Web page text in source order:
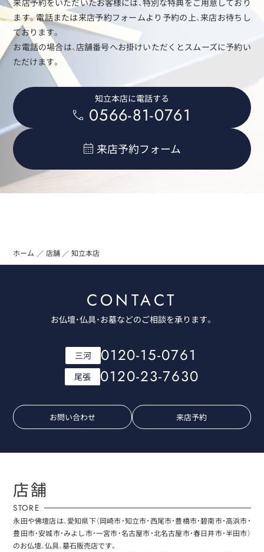
来店予約をいただいたお客様には、特別な特典をご用意しており
ます。電話または来店予約フォームより予約の上、来店お待ちし
ております。
お電話の場合は、店舗番号へお掛けいただくとスムーズに予約い
ただけます。
知立本店に電話する
0566-81-0761
来店予約フォーム
ホーム 店舗 知立本店
CONTACT
お仏壇・仏具・お墓などのご相談を承ります。
三河 0120-15-0761
尾張 0120-23-7630
お問い合わせ 来店予約
店舗
STORE
永田や佛壇店は、愛知県下（岡崎市・知立市・西尾市・豊橋市・碧南市・高浜市・
豊田市・安城市・みよし市・一宮市・名古屋市・北名古屋市・春日井市・半田市）
のお仏壇、仏具、墓石販売店です。